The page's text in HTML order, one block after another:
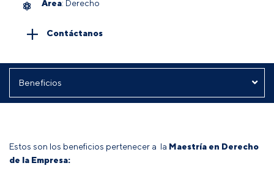
Área: Derecho
Contáctanos
Estos son los beneficios pertenecer a la Maestría en Derecho
de la Empresa: